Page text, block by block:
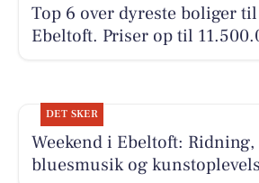
Top 6 over dyreste boliger
Ebeltoft. Priser op til
DET SKER
Weekend i Ebeltoft: Ridning,
bluesmusik og